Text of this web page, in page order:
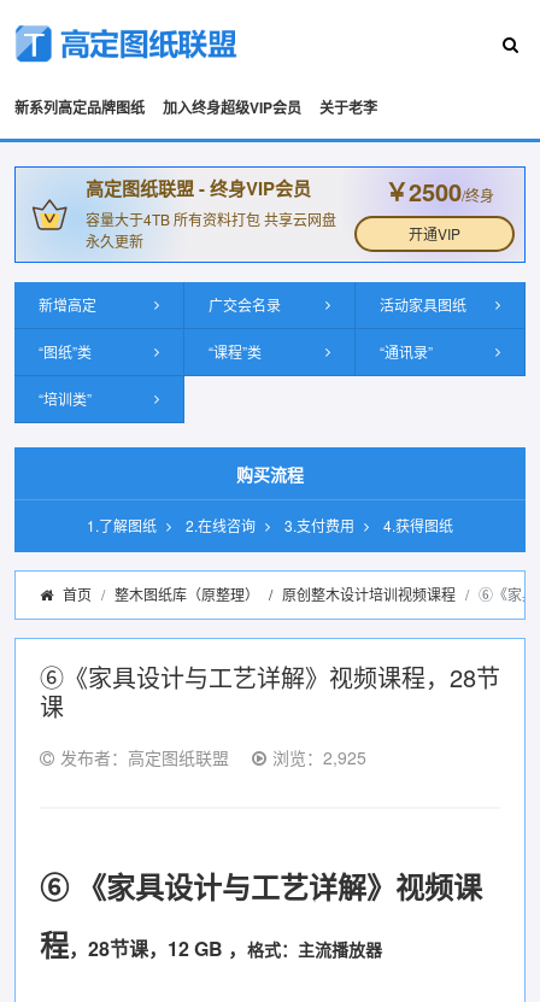
新系列高定品牌图纸 加入终身超级VIP会员 关于老李
高定图纸联盟 - 终身VIP会员
容量大于4TB 所有资料打包 共享云网盘
永久更新
￥2500/终身
开通VIP
新增高定 广交会名录 活动家具图纸
“图纸”类 “课程”类 “通讯录”
“培训类”
购买流程
1.了解图纸 2.在线咨询 3.支付费用 4.获得图纸
首页 整木图纸库（原整理） / 原创整木设计培训视频课程 ⑥《家具
⑥《家具设计与工艺详解》视频课程，28节
课
发布者：高定图纸联盟 浏览：2,925
⑥ 《家具设计与工艺详解》视频课
程，28节课，12 GB ， 格式：主流播放器